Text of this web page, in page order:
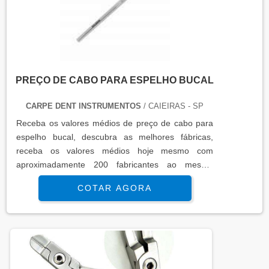
PREÇO DE CABO PARA ESPELHO BUCAL
CARPE DENT INSTRUMENTOS / CAIEIRAS - SP
Receba os valores médios de preço de cabo para
espelho bucal, descubra as melhores fábricas,
receba os valores médios hoje mesmo com
aproximadamente 200 fabricantes ao mesmo
tempo...
COTAR AGORA